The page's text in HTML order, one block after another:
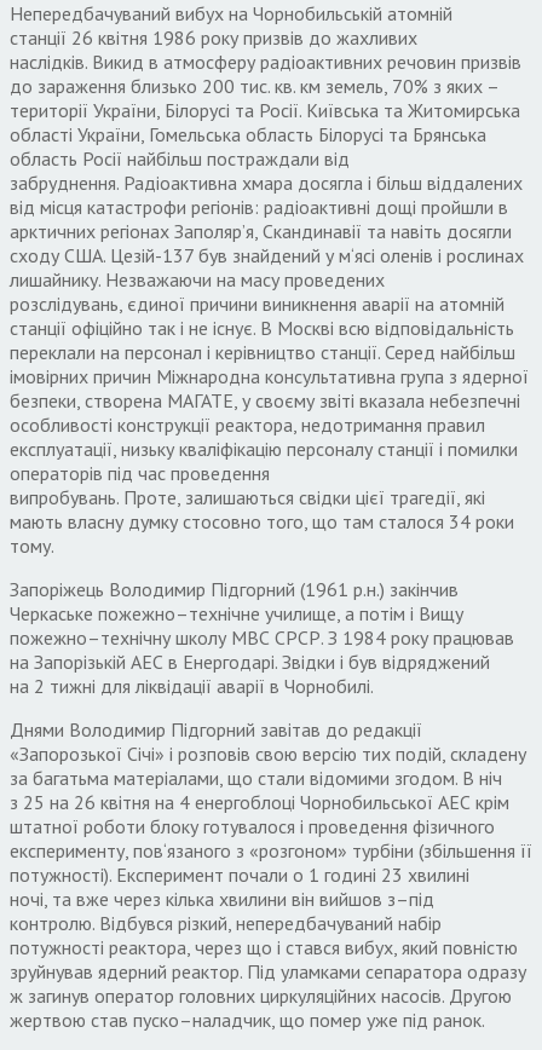
Непередбачуваний вибух на Чорнобильській атомній
станції 26 квітня 1986 року призвів до жахливих
наслідків. Викид в атмосферу радіоактивних речовин призвів
до зараження близько 200 тис. кв. км земель, 70% з яких –
території України, Білорусі та Росії. Київська та Житомирська
області України, Гомельська область Білорусі та Брянська
область Росії найбільш постраждали від
забруднення. Радіоактивна хмара досягла і більш віддалених
від місця катастрофи регіонів: радіоактивні дощі пройшли в
арктичних регіонах Заполяр’я, Скандинавії та навіть досягли
сходу США. Цезій-137 був знайдений у м‘ясі оленів і рослинах
лишайнику. Незважаючи на масу проведених
розслідувань, єдиної причини виникнення аварії на атомній
станції офіційно так і не існує. В Москві всю відповідальність
переклали на персонал і керівництво станції. Серед найбільш
імовірних причин Міжнародна консультативна група з ядерної
безпеки, створена МАГАТЕ, у своєму звіті вказала небезпечні
особливості конструкції реактора, недотримання правил
експлуатації, низьку кваліфікацію персоналу станції і помилки
операторів під час проведення
випробувань. Проте, залишаються свідки цієї трагедії, які
мають власну думку стосовно того, що там сталося 34 роки
тому.
Запоріжець Володимир Підгорний (1961 р.н.) закінчив
Черкаське пожежно–технічне училище, а потім і Вищу
пожежно–технічну школу МВС СРСР. З 1984 року працював
на Запорізькій АЕС в Енергодарі. Звідки і був відряджений
на 2 тижні для ліквідації аварії в Чорнобилі.
Днями Володимир Підгорний завітав до редакції
«Запорозької Січі» і розповів свою версію тих подій, складену
за багатьма матеріалами, що стали відомими згодом. В ніч
з 25 на 26 квітня на 4 енергоблоці Чорнобильської АЕС крім
штатної роботи блоку готувалося і проведення фізичного
експерименту, пов‘язаного з «розгоном» турбіни (збільшення її
потужності). Експеримент почали о 1 годині 23 хвилині
ночі, та вже через кілька хвилини він вийшов з–під
контролю. Відбувся різкий, непередбачуваний набір
потужності реактора, через що і стався вибух, який повністю
зруйнував ядерний реактор. Під уламками сепаратора одразу
ж загинув оператор головних циркуляційних насосів. Другою
жертвою став пуско–наладчик, що помер уже під ранок.